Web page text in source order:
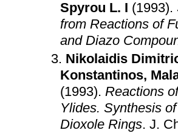
Spyrou L. I
(1993).
from Reactions of
and Diazo
Nikolaidis
Konstantinos,
(1993). Reactions
Ylides. Synthesis
Dioxole Rings. J.